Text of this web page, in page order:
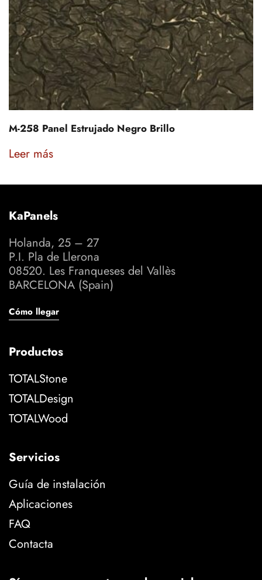
M-258 Panel Estrujado Negro Brillo
Leer más
KaPanels
Holanda, 25 – 27
P.I. Pla de Llerona
08520. Les Franqueses del Vallès
BARCELONA (Spain)
Cómo llegar
Productos
TOTALStone
TOTALDesign
TOTALWood
Servicios
Guía de instalación
Aplicaciones
FAQ
Contacta